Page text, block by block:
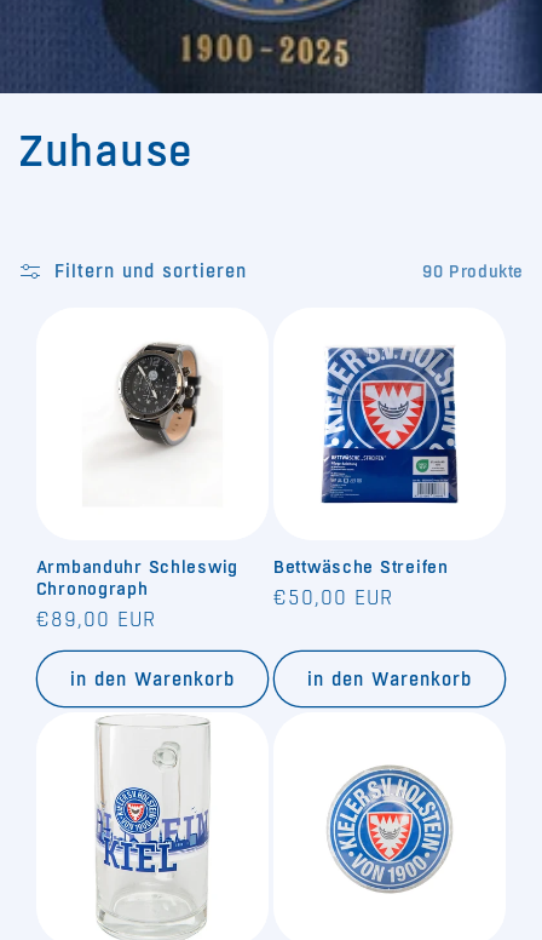
K
t
e
Zuhause
Filtern und sortieren 90 Produkte
Armbanduhr Schleswig
Chronograph
Normaler
Preis
€89,00 EUR
in den Warenkorb
Bettwäsche Streifen
Normaler
€50,00 EUR
in den Warenkorb